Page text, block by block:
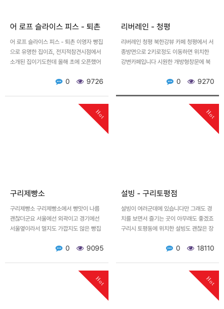
어 로프 슬라이스 피스 - 퇴촌
어 로프 슬라이스 피스 - 퇴촌 이영자 빵집
으로 유명한 집이죠, 전지적참견시점에서
소개된 집이기도한데 올해 초에 오픈했어
0 9726
리버레인 - 청평
리버레인 청평 북한강뷰 카페 청평에서 서
종방면으로 2키로정도 이동하면 위치한
강변카페입니다 시원한 개방형창문에 북
가 필수로 이야기를하는데 사실…
0 9270
Hot
구리제빵소
구리제빵소 구리제빵소에서 빵맛이 나름
괜찮더군요 서울에선 외곽이고 경기에선
서울옆이라서 멀지도 가깝지도 않은 빵집
2022-10-31 16:36:… 0 9095
Hot
설빙 - 구리토평점
설빙이 여러군데에 있습니다만 그래도 경
치를 보면서 즐기는 곳이 아무래도 좋겠죠
구리시 토평동에 위치한 설빙도 괜찮은 장
전해본 떡볶이(빙수집에…0 18110
Hot Hot